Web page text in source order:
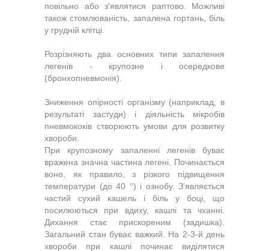
повільно або з'являтися раптово. Можливі
також стомлюваність, запалена гортань, біль
у грудній клітці.
Розрізняють два основних типи запалення
легенів - крупозне і осередкове
(бронхопневмонія).
Зниження опірності організму (наприклад, в
результаті застуди) і діяльність мікробів
пневмококів створюють умови для розвитку
хвороби.
При крупозному запаленні легенів буває
вражена значна частина легені. Починається
воно, як правило, з різкого підвищення
температури (до 40 °) і ознобу. З'являється
частий сухий кашель і біль у боці, що
посилюються при вдиху, кашлі та чханні.
Дихання стає прискореним (задишка).
Загальний стан буває важкий. На 2-3-й день
хвороби при кашлі починає виділятися